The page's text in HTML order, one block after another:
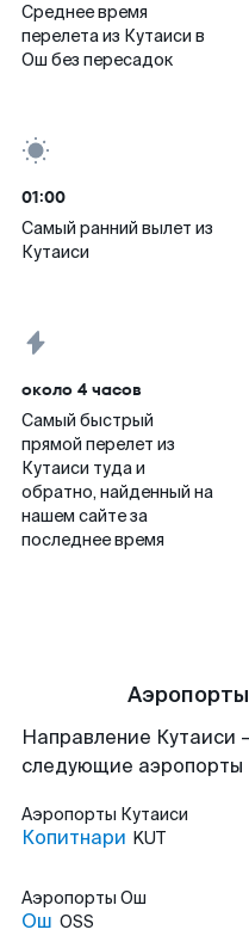
Среднее время
перелета из Кутаиси в
Ош без пересадок
01:00
Самый ранний вылет из
Кутаиси
около 4 часов
Самый быстрый
прямой перелет из
Кутаиси туда и
обратно, найденный на
нашем сайте за
последнее время
Направление
следующие аэропорты
Аэропорты Кутаиси
Копитнари KUT
Аэропорты Ош
Ош OSS